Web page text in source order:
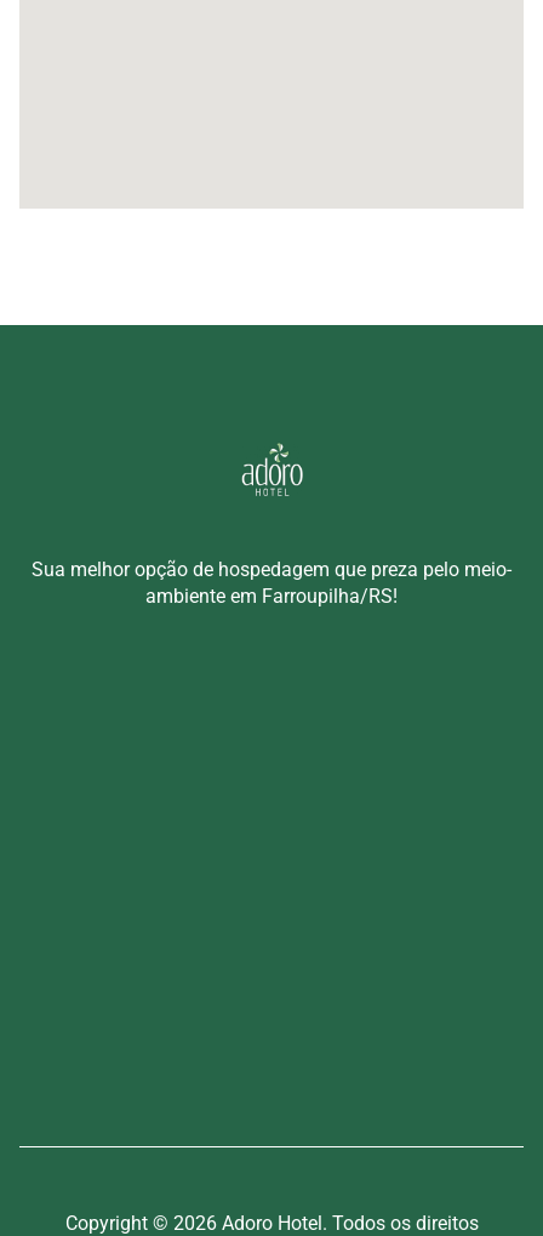
Sua melhor opção de hospedagem que preza pelo meio-
ambiente em Farroupilha/RS!
Copyright © 2026 Adoro Hotel. Todos os direitos